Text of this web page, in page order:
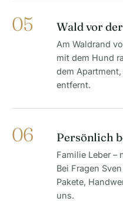
05 Wald vor
Am Waldrand
mit dem Hund
dem
entfernt.
06 Persönlich
Familie Leber –
Bei Fragen
Pakete,
uns.